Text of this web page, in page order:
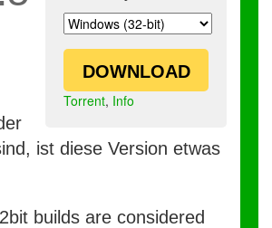
DOWNLOAD
Torrent, Info
ist diese Version etwas
builds are considered